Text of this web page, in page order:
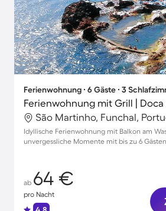
Ferienwohnung ∙ 6 Gäste ∙ 3
São Martinho, Funchal,
Idyllische Ferienwohnung mit Balkon am
unvergessliche Momente mit bis zu 6 Gästen
ab 64 €
pro Nacht